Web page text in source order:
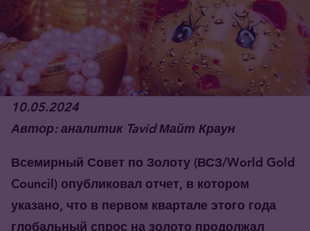
10.05.2024
Автор: аналитик Tavid Майт Краун
Всемирный Совет по Золоту (ВСЗ/World Gold
Council) опубликовал отчет, в котором
указано, что в первом квартале этого года
глобальный спрос на золото продолжал